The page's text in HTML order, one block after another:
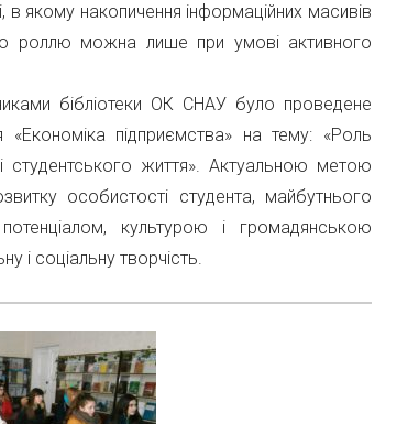
в якому накопичення інформаційних масивів
роллю можна лише при умові активного
бібліотеки ОК СНАУ було проведене
«Економіка підприємства» на тему: «Роль
студентського життя». Актуальною метою
особистості студента, майбутнього
потенціалом, культурою і громадянською
і соціальну творчість.